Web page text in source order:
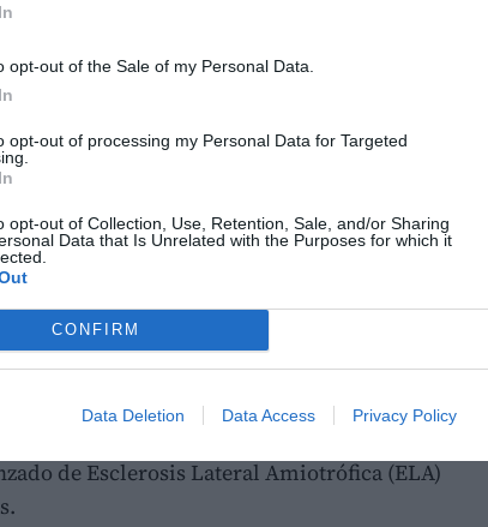
opt-out of the Sale of my Personal Data.
opt-out of processing my Personal Data for Targeted
opt-out of Collection, Use, Retention, Sale, and/or Sharing
Data that Is Unrelated with the Purposes for which it
CONFIRM
Data Deletion Data Access Privacy Policy
fuente preferida de Google de forma gratuita.
de Investigación en Inteligencia Artificial
de València (UPV) y el Valencian Graduate
Inteligence (ValgrAI) van a realizar
de voz desarrollado con
Este ha sido desarrollado para
de Esclerosis Lateral Amiotrófica (ELA)